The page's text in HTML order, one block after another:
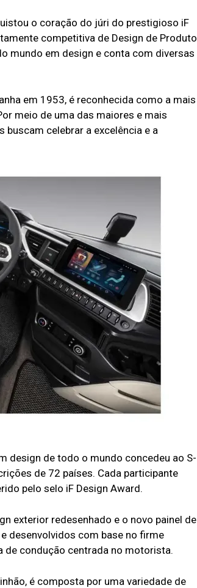
o coração do júri do prestigioso iF
competitiva de Design de Produto
mundo em design e conta com diversas
em 1953, é reconhecida como a mais
meio de uma das maiores e mais
celebrar a excelência e a
design de todo o mundo concedeu ao S-
de 72 países. Cada participante
pelo selo iF Design Award.
exterior redesenhado e o novo painel de
desenvolvidos com base no firme
de condução centrada no motorista.
é composta por uma variedade de